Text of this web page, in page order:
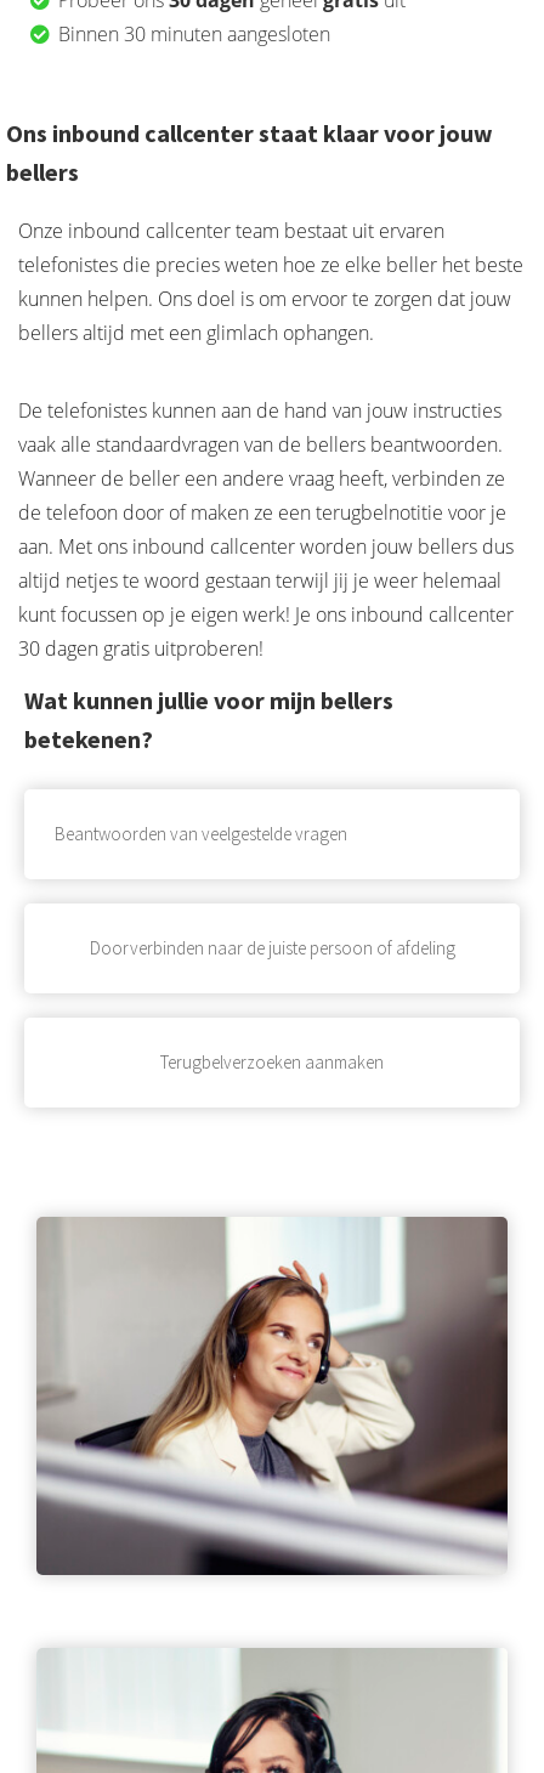
Binnen 30 minuten aangesloten
Ons inbound callcenter staat klaar voor jouw
bellers
Onze inbound callcenter team bestaat uit ervaren
telefonistes die precies weten hoe ze elke beller het beste
kunnen helpen. Ons doel is om ervoor te zorgen dat jouw
bellers altijd met een glimlach ophangen.
De telefonistes kunnen aan de hand van jouw instructies
vaak alle standaardvragen van de bellers beantwoorden.
Wanneer de beller een andere vraag heeft, verbinden ze
de telefoon door of maken ze een terugbelnotitie voor je
aan. Met ons inbound callcenter worden jouw bellers dus
altijd netjes te woord gestaan terwijl jij je weer helemaal
kunt focussen op je eigen werk! Je ons inbound callcenter
30 dagen gratis uitproberen!
Wat kunnen jullie voor mijn bellers
betekenen?
Beantwoorden van veelgestelde vragen
Doorverbinden naar de juiste persoon of afdeling
Terugbelverzoeken aanmaken